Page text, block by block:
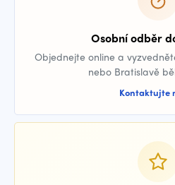
Osobní odběr
Objednejte online a
nebo Bratislavě
Kontaktujte